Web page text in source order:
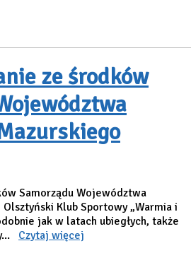
ze środków
Samorządu Województwa
Klub Sportowy „Warmia i
jak w latach ubiegłych, także
Czytaj więcej